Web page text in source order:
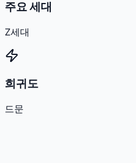
주요 세대
Z세대
희귀도
드문